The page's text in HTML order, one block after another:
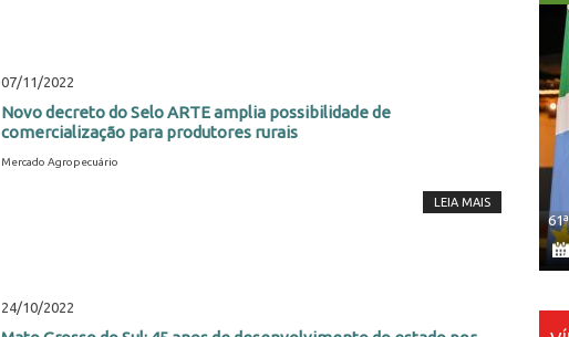
07/11/2022
Novo decreto do Selo ARTE amplia possibilidade de
comercialização para produtores rurais
Mercado Agropecuário
LEIA MAIS
24/10/2022